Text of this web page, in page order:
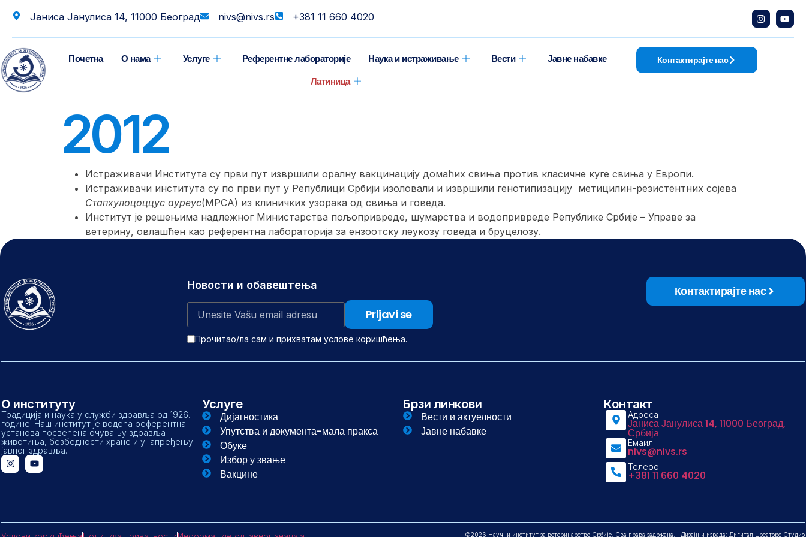
Јаниса Јанулиса 14, 11000 Београд nivs@nivs.rs +381 11 660 4020
Почетна О нама Услуге Референтне лабораторије Наука и истраживање Вести
Јавне набавке
Латиница
Контактирајте нас
2012
Истраживачи Института су први пут извршили оралну вакцинацију домаћих свиња против класичне куге свиња у Европи.
Истраживачи института су по први пут у Републици Србији изоловали и извршили генотипизацију метицилин-резистентних сојева
Стапхyлоцоццус ауреус(МРСА) из клиничких узорака од свиња и говеда.
Институт је решењима надлежног Министарства пољопривреде, шумарства и водопривреде Републике Србије – Управе за
ветерину, овлашћен као референтна лабораторија за ензоотску леукозу говеда и бруцелозу.
Новости и обавештења
Прочитао/ла сам и прихватам услове коришћења.
Контактирајте нас
О институту
Традиција и наука у служби здравља од 1926.
године. Наш институт је водећа референтна
установа посвећена очувању здравља
животиња, безбедности хране и унапређењу
јавног здравља.
Услуге
Дијагностика
Упутства и документа-мала пракса
Обуке
Избор у звање
Вакцине
Брзи линкови
Вести и актуелности
Јавне набавке
Контакт
Адреса
Јаниса Јанулиса 14, 11000 Београд,
Србија
Емаил
nivs@nivs.rs
Телефон
+381 11 660 4020
©2026 Научни институт за ветеринарство Србије. Сва права задржана. | Дизајн и израда: Дигитал Цреаторс Студио